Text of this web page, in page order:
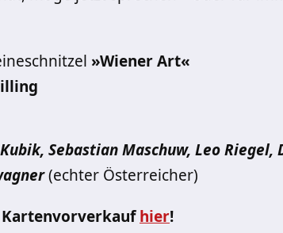
»Wiener Art«
Sebastian Maschuw, Leo Riegel,
(echter Österreicher)
hier!